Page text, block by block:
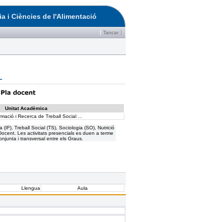
i Ciències de l'Alimentació
Tancar
Unitat Acadèmica
i Recerca de Treball Social ...
Treball Social (TS), Sociologia (SO), Nutrició
Les activitats presencials es duen a terme
i transversal entre els Graus.
Llengua Aula